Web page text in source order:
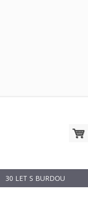
30 LET S BURDOU